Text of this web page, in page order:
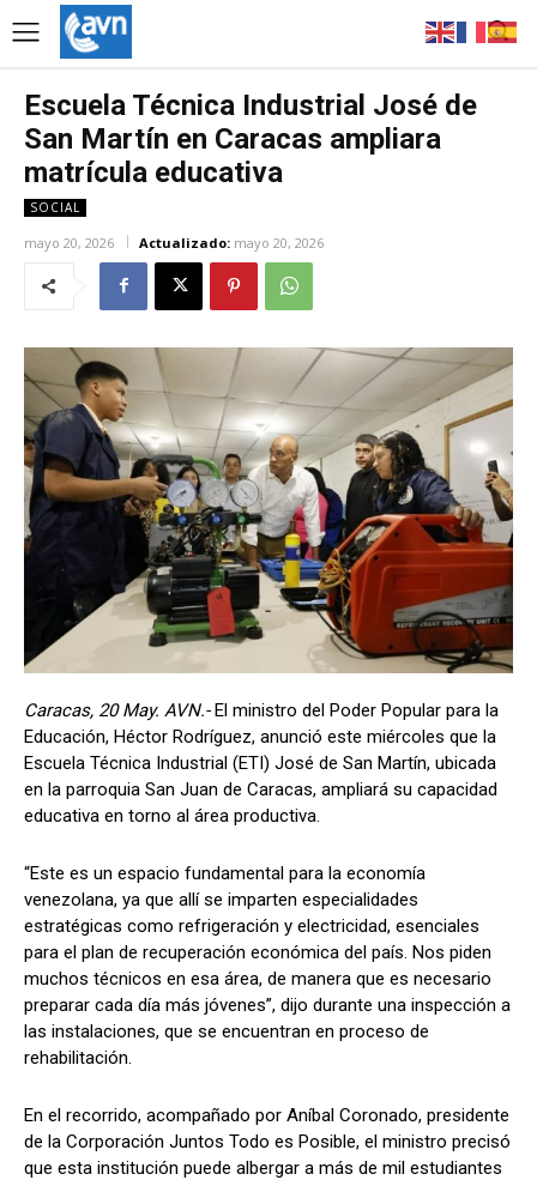
Escuela Técnica Industrial José de
San Martín en Caracas ampliara
matrícula educativa
SOCIAL
mayo 20, 2026 Actualizado: mayo 20, 2026
Caracas, 20 May. AVN.-El ministro del Poder Popular para la
Educación, Héctor Rodríguez, anunció este miércoles que la
Escuela Técnica Industrial (ETI) José de San Martín, ubicada
en la parroquia San Juan de Caracas, ampliará su capacidad
educativa en torno al área productiva.
“Este es un espacio fundamental para la economía
venezolana, ya que allí se imparten especialidades
estratégicas como refrigeración y electricidad, esenciales
para el plan de recuperación económica del país. Nos piden
muchos técnicos en esa área, de manera que es necesario
preparar cada día más jóvenes”, dijo durante una inspección a
las instalaciones, que se encuentran en proceso de
rehabilitación.
En el recorrido, acompañado por Aníbal Coronado, presidente
de la Corporación Juntos Todo es Posible, el ministro precisó
que esta institución puede albergar a más de mil estudiantes